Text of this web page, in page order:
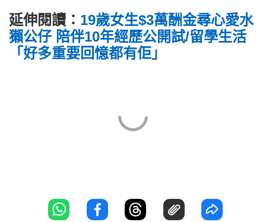
延伸閱讀： 19歲女生$3萬酬金尋心愛水
獺公仔 陪伴10年經歷公開試/留學生活
「好多重要回憶都有佢」